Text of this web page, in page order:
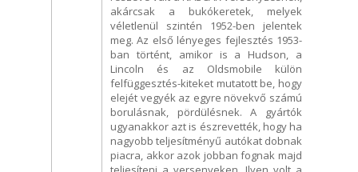
akárcsak a bukókeretek, melyek
véletlenül szintén 1952-ben jelentek
meg. Az első lényeges fejlesztés 1953-
ban történt, amikor is a Hudson, a
Lincoln és az Oldsmobile külön
felfüggesztés-kiteket mutatott be, hogy
elejét vegyék az egyre növekvő számú
borulásnak, pördülésnek. A gyártók
ugyanakkor azt is észrevették, hogy ha
nagyobb teljesítményű autókat dobnak
piacra, akkor azok jobban fognak majd